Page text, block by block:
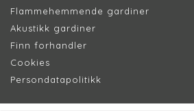
Flammehemmende gardiner
Akustikk gardiner
Finn forhandler
Cookies
Persondatapolitikk